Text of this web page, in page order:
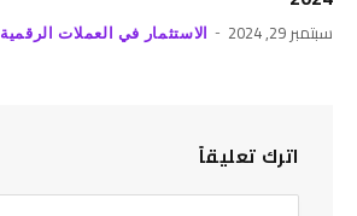
سبتمبر 29, 2024 الاستثمار في العملات الرقمية
اترك تعليقاً